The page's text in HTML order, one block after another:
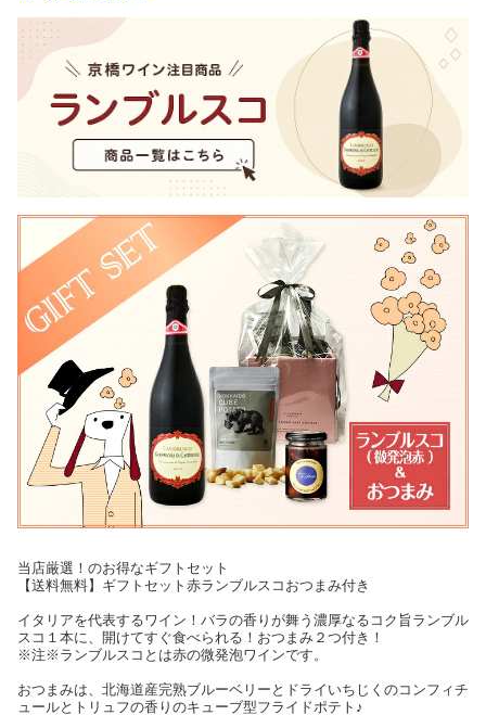
当店厳選！のお得なギフトセット
【送料無料】ギフトセット赤ランブルスコおつまみ付き
イタリアを代表するワイン！バラの香りが舞う濃厚なるコク旨ランブル
スコ１本に、開けてすぐ食べられる！おつまみ２つ付き！
※注※ランブルスコとは赤の微発泡ワインです。
おつまみは、北海道産完熟ブルーベリーとドライいちじくのコンフィチ
ュールとトリュフの香りのキューブ型フライドポテト♪